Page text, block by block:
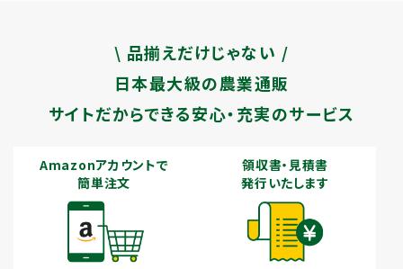
\ 品揃えだけじゃない /
日本最大級の農業通販
サイトだからできる安心・充実のサービス
Amazonアカウントで
簡単注文
領収書・見積書
発行いたします